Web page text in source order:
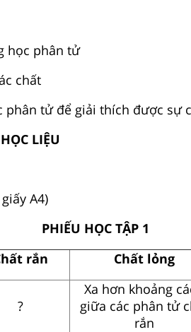
học phân tử
chất
phân tử để giải thích được sự
LIỆU
A4)
PHIẾU HỌC TẬP 1
rắn Chất lỏng
?
Xa hơn khoảng
giữa các phân tử
rắn